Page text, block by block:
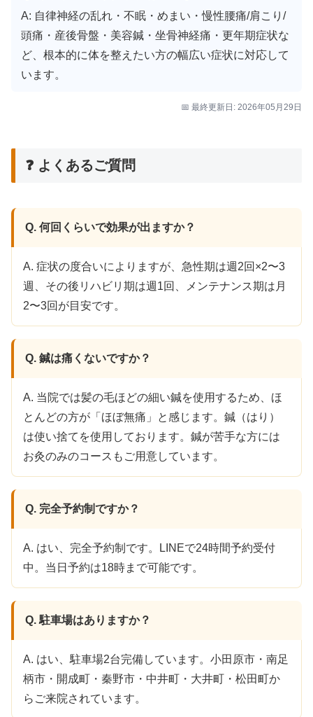
A: 自律神経の乱れ・不眠・めまい・慢性腰痛/肩こり/
頭痛・産後骨盤・美容鍼・坐骨神経痛・更年期症状な
ど、根本的に体を整えたい方の幅広い症状に対応して
います。
📅 最終更新日: 2026年05月29日
❓ よくあるご質問
Q. 何回くらいで効果が出ますか？
A. 症状の度合いによりますが、急性期は週2回×2〜3
週、その後リハビリ期は週1回、メンテナンス期は月
2〜3回が目安です。
Q. 鍼は痛くないですか？
A. 当院では髪の毛ほどの細い鍼を使用するため、ほ
とんどの方が「ほぼ無痛」と感じます。鍼（はり）
は使い捨てを使用しております。鍼が苦手な方には
お灸のみのコースもご用意しています。
Q. 完全予約制ですか？
A. はい、完全予約制です。LINEで24時間予約受付
中。当日予約は18時まで可能です。
Q. 駐車場はありますか？
A. はい、駐車場2台完備しています。小田原市・南足
柄市・開成町・秦野市・中井町・大井町・松田町か
らご来院されています。